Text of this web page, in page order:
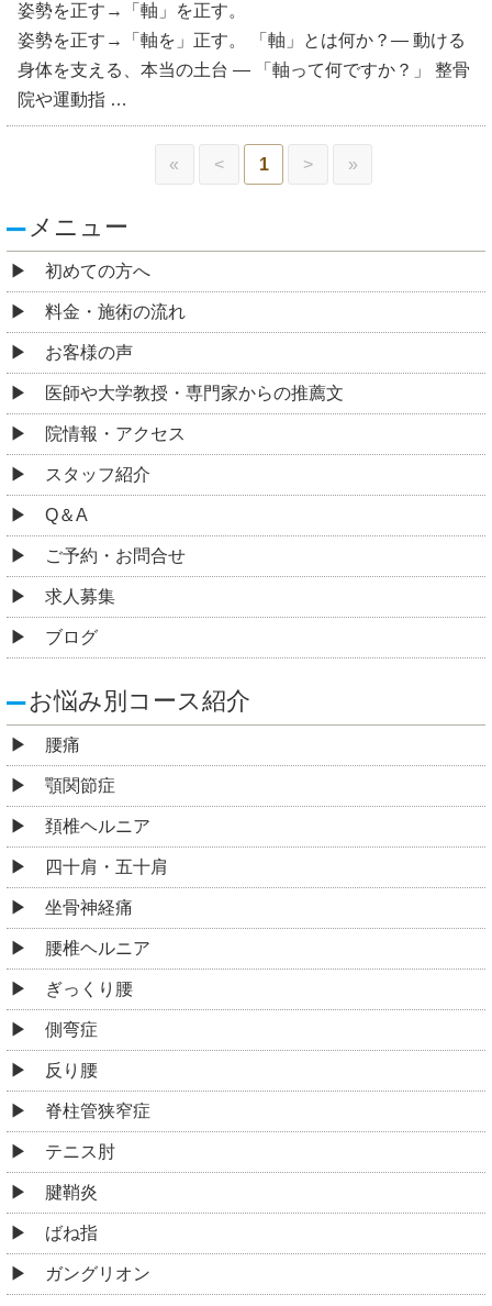
姿勢を正す→「軸」を正す。
姿勢を正す→「軸を」正す。 「軸」とは何か？― 動ける
身体を支える、本当の土台 ― 「軸って何ですか？」 整骨
院や運動指 …
« < 1 > »
メニュー
初めての方へ
料金・施術の流れ
お客様の声
医師や大学教授・専門家からの推薦文
院情報・アクセス
スタッフ紹介
Q＆A
ご予約・お問合せ
求人募集
ブログ
お悩み別コース紹介
腰痛
顎関節症
頚椎ヘルニア
四十肩・五十肩
坐骨神経痛
腰椎ヘルニア
ぎっくり腰
側弯症
反り腰
脊柱管狭窄症
テニス肘
腱鞘炎
ばね指
ガングリオン